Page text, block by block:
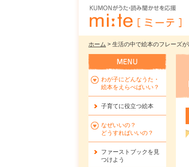
ホーム > 生活の中で絵本のフレーズ
わが子にどんなうた・
絵本をえらべばいい？
子育てに役立つ絵本
なぜいいの？
どうすればいいの？
ファーストブックを 見
つけよう